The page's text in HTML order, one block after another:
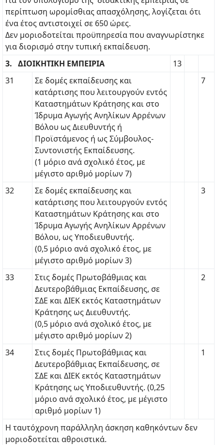
περίπτωση ωρομίσθιας απασχόλησης, λογίζεται ότι
ένα έτος αντιστοιχεί σε 650 ώρες.
Δεν μοριοδοτείται προϋπηρεσία που αναγνωρίστηκε
για διορισμό στην τυπική εκπαίδευση.
3. ΔΙΟΙΚΗΤΙΚΗ ΕΜΠΕΙΡΙΑ
13
31
Σε δομές εκπαίδευσης και
κατάρτισης που λειτουργούν εντός
Καταστημάτων Κράτησης και στο
Ίδρυμα Αγωγής Ανηλίκων Αρρένων
Βόλου ως Διευθυντής ή
Προϊστάμενος ή ως Σύμβουλος-
Συντονιστής Εκπαίδευσης.
(1 μόριο ανά σχολικό έτος, με
μέγιστο αριθμό μορίων 7)
7
32
Σε δομές εκπαίδευσης και
κατάρτισης που λειτουργούν εντός
Καταστημάτων Κράτησης και στο
Ίδρυμα Αγωγής Ανηλίκων Αρρένων
Βόλου, ως Υποδιευθυντής.
(0,5 μόριο ανά σχολικό έτος, με
μέγιστο αριθμό μορίων 3)
3
33
Στις δομές Πρωτοβάθμιας και
Δευτεροβάθμιας Εκπαίδευσης, σε
ΣΔΕ και ΔΙΕΚ εκτός Καταστημάτων
Κράτησης ως Διευθυντής.
(0,5 μόριο ανά σχολικό έτος, με
μέγιστο αριθμό μορίων 2)
2
34
Στις δομές Πρωτοβάθμιας και
Δευτεροβάθμιας Εκπαίδευσης, σε
ΣΔΕ και ΔΙΕΚ εκτός Καταστημάτων
Κράτησης ως Υποδιευθυντής. (0,25
μόριο ανά σχολικό έτος, με μέγιστο
αριθμό μορίων 1)
1
Η ταυτόχρονη παράλληλη άσκηση καθηκόντων δεν
μοριοδοτείται αθροιστικά.